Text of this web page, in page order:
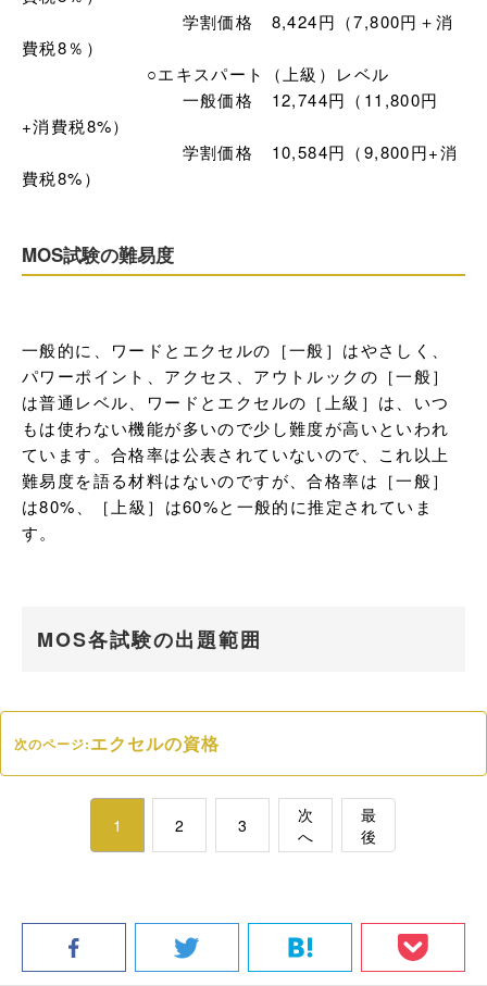
学割価格　8,424円（7,800円＋消
費税8％）
○エキスパート（上級）レベル
一般価格　12,744円（11,800円
+消費税8%）
学割価格　10,584円（9,800円+消
費税8%）
MOS試験の難易度
一般的に、ワードとエクセルの［一般］はやさしく、
パワーポイント、アクセス、アウトルックの［一般］
は普通レベル、ワードとエクセルの［上級］は、いつ
もは使わない機能が多いので少し難度が高いといわれ
ています。合格率は公表されていないので、これ以上
難易度を語る材料はないのですが、合格率は［一般］
は80%、［上級］は60%と一般的に推定されていま
す。
MOS各試験の出題範囲
次のページ:エクセルの資格
1 2 3
次
へ
最
後